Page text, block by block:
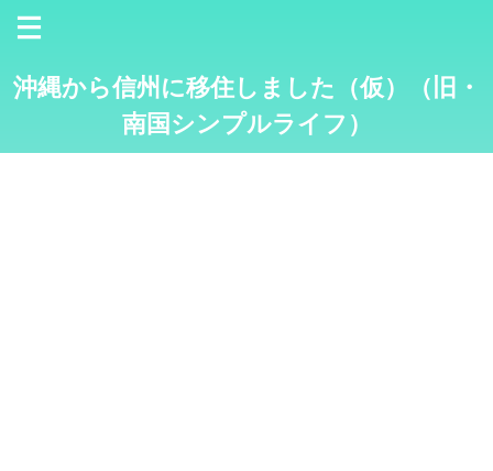
沖縄から信州に移住しました（仮）（旧・
南国シンプルライフ）